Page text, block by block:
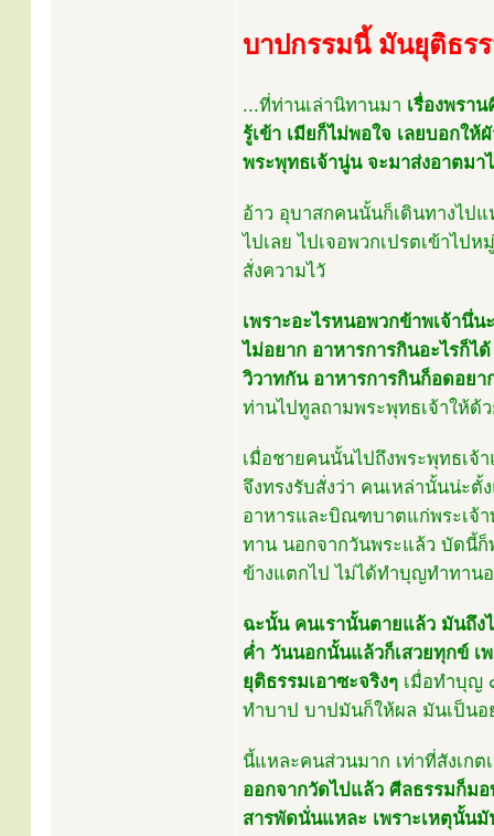
บาปกรรมนี้ มันยุติธร
...ที่ท่านเล่านิทานมา เรื่องพรา
รู้เข้า เมียก็ไม่พอใจ เลยบอกใ
พระพุทธเจ้านู่น จะมาส่งอาตมา
อ้าว อุบาสกคนนั้นก็เดินทางไป
ไปเลย ไปเจอพวกเปรตเข้าไป
สั่งความไวั
เพราะอะไรหนอพวกข้าพเจ้านึ่
ไม่อยาก อาหารการกินอะไรก็
วิวาทกัน อาหารการกินก็อดอยา
ท่านไปทูลถามพระพุทธเจ้าให้ด้
เมื่อชายคนนั้นไปถึงพระพุทธเจ้
จึงทรงรับสั่งว่า คนเหล่านั้นน่ะ
อาหารและบิณฑบาตแก่พระเจ้
ทาน นอกจากวันพระแล้ว บัดนี้ก็
ข้างแตกไป ไม่ได้ทำบุญทำทาน
ฉะนั้น คนเรานั้นตายแล้ว มันถึง
คํ่า วันนอกนั้นแล้วก็เสวยทุกข์
ยุติธรรมเอาซะจริงๆ เมื่อทำบุญ
ทำบาป บาปมันก็ให้ผล มันเป็น
นี้แหละคนส่วนมาก เท่าที่สังเก
ออกจากวัดไปแล้ว ศีลธรรมก็ม
สารพัดนั่นแหละ เพราะเหตุนั้นมั